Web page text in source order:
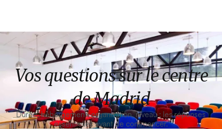
Vos questions sur le centre
de Madrid
Durée, hébergement, organisation, niveau : les réponses
essentielles avant de commencer.